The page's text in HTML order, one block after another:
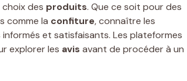
des produits. Que ce soit pour des
comme la confiture, connaître les
et satisfaisants. Les plateformes
explorer les avis avant de procéder à un